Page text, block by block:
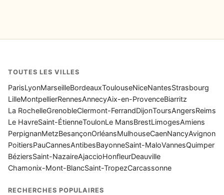
TOUTES LES VILLES
ParisLyonMarseilleBordeauxToulouseNiceNantesStrasbourg
LilleMontpellierRennesAnnecyAix-en-ProvenceBiarritz
La RochelleGrenobleClermont-FerrandDijonToursAngersReims
Le HavreSaint-ÉtienneToulonLe MansBrestLimogesAmiens
PerpignanMetzBesançonOrléansMulhouseCaenNancyAvignon
PoitiersPauCannesAntibesBayonneSaint-MaloVannesQuimper
BéziersSaint-NazaireAjaccioHonfleurDeauville
Chamonix-Mont-BlancSaint-TropezCarcassonne
RECHERCHES POPULAIRES